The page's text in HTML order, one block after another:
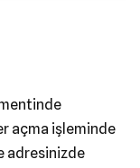
açma işleminde
adresinizde